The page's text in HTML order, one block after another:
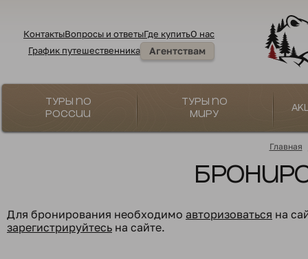
КонтактыВопросы и ответыГде купитьО нас
График путешественника
Агентствам
Туры по
России
Туры по
миру
Главная
Для бронирования необходимо авторизоваться на
зарегистрируйтесь на сайте.